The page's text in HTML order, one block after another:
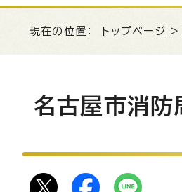
現在の位置： トップページ >
名古屋市消防